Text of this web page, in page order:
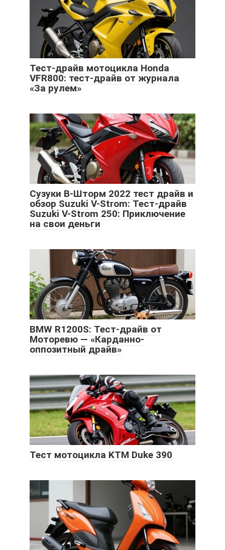
Тест-драйв мотоцикла Honda
VFR800: тест-драйв от журнала
«За рулем»
Cузуки В-Шторм 2022 тест драйв и
обзор Suzuki V-Strom: Тест-драйв
Suzuki V-Strom 250: Приключение
на свои деньги
BMW R1200S: Тест-драйв от
Моторевю — «Карданно-
оппозитный драйв»
Тест мотоцикла KTM Duke 390